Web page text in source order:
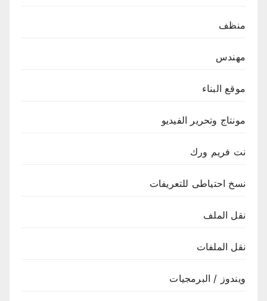
منظف
مهندس
موقع البناء
مونتاج وتحرير الفيديو
نت فريم ورك
نسخ احتياطى للتعريفات
نقل الملف
نقل الملفات
ويندوز / البرمجيات